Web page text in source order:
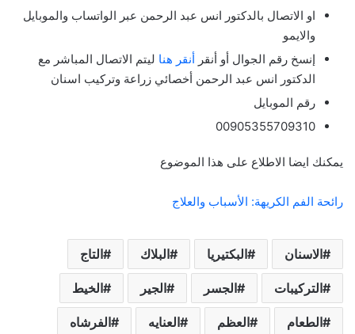
او الاتصال بالدكتور انس عبد الرحمن عبر الواتساب والموبايل
والايمو
إنسخ رقم الجوال أو أنقر أنقر هنا ليتم الاتصال المباشر مع
الدكتور انس عبد الرحمن أخصائي زراعة وتركيب اسنان
رقم الموبايل
00905355709310
يمكنك ايضا الاطلاع على هذا الموضوع
رائحة الفم الكريهة: الأسباب والعلاج
الاسنان البكتيريا البلاك التاج
التركيبات الجسر الجير الخيط
الطعام العظم العنايه الفرشاه